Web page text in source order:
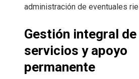
administración de eventuales
Gestión integral de
servicios y apoyo
permanente